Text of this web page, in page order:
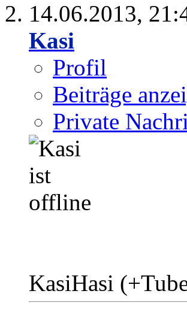
14.06.2013,
Kasi
Profil
Beiträge
Private
KasiHasi